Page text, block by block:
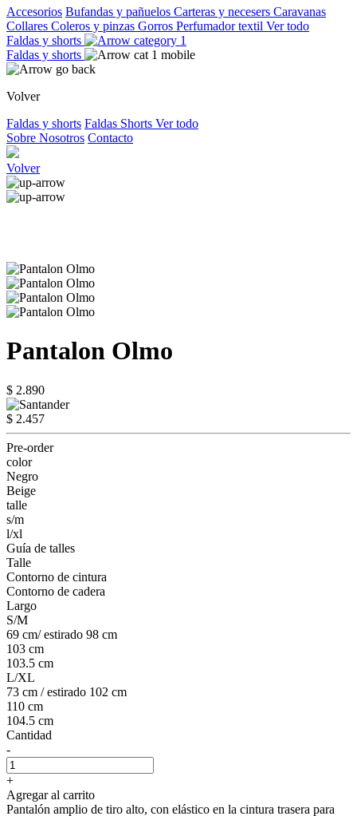
Accesorios Bufandas y pañuelos Carteras y necesers Caravanas
Collares Coleros y pinzas Gorros Perfumador textil Ver todo
Faldas y shorts
Faldas y shorts
Volver
Faldas y shorts Faldas Shorts Ver todo
Sobre Nosotros Contacto
Volver
Pantalon Olmo
$ 2.890
$ 2.457
Pre-order
color
Negro
Beige
talle
s/m
l/xl
Guía de talles
Talle
Contorno de cintura
Contorno de cadera
Largo
S/M
69 cm/ estirado 98 cm
103 cm
103.5 cm
L/XL
73 cm / estirado 102 cm
110 cm
104.5 cm
Cantidad
-
+
Agregar al carrito
Pantalón amplio de tiro alto, con elástico en la cintura trasera para